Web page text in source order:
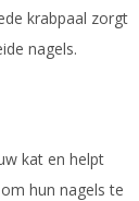
krabpaal zorgt
nagels.
kat en helpt
hun nagels te